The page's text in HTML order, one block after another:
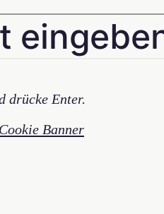
drücke Enter.
Banner